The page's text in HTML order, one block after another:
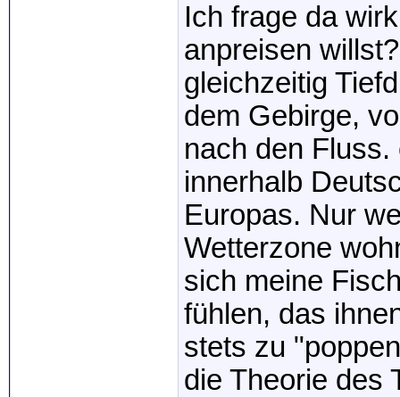
Ich frage da
anpreisen
gleichzeitig
dem Gebirge,
nach den
innerhalb
Europas. Nur
Wetterzone
sich meine
fühlen, das
stets zu
die Theorie des